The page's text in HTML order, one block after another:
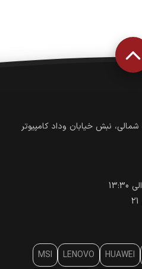
شمالی، نبش خیابان وداد کامپیوتر
HUAWEI
LENOVO
MSI